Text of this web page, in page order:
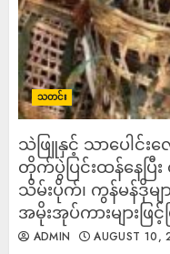
သတင်း
သဲဖြူနှင့် သာပေါင်
တိုက်ပွဲပြင်းထန်‌နေပြီ
သိမ်းပိုက်၊ ကွန်မန်ဒိုမ
အမိုးအုပ်ကားများဖြင့်
ADMIN AUGUST 10,